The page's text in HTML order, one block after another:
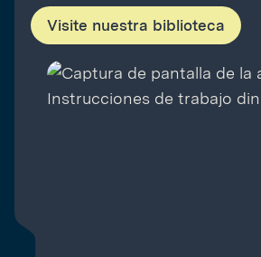
Visite nuestra biblioteca